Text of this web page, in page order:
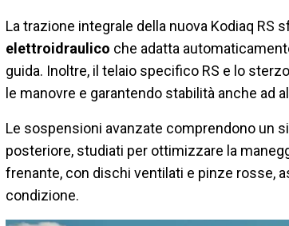
La trazione integrale della nuova Kodiaq RS
elettroidraulico che adatta
guida. Inoltre, il telaio specifico RS e lo
le manovre e garantendo stabilità anche ad
Le sospensioni avanzate comprendono un
posteriore, studiati per ottimizzare la
frenante, con dischi ventilati e pinze rosse,
condizione.